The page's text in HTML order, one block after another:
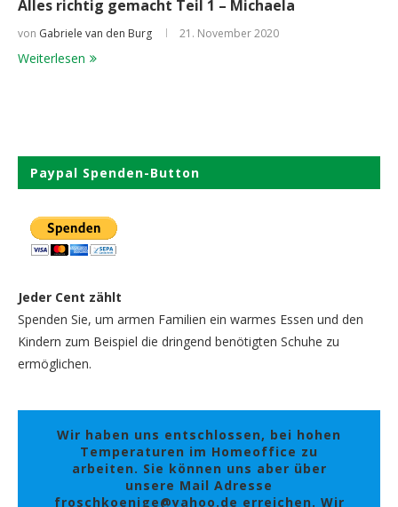
Alles richtig gemacht Teil 1 – Michaela
von Gabriele van den Burg 21. November 2020
Weiterlesen
Paypal Spenden-Button
Jeder Cent zählt
Spenden Sie, um armen Familien ein warmes Essen und den
Kindern zum Beispiel die dringend benötigten Schuhe zu
ermöglichen.
Wir haben uns entschlossen, bei hohen
Temperaturen im Homeoffice zu
arbeiten. Sie können uns aber über
unsere Mail Adresse
froschkoenige@yahoo.de erreichen. Wir